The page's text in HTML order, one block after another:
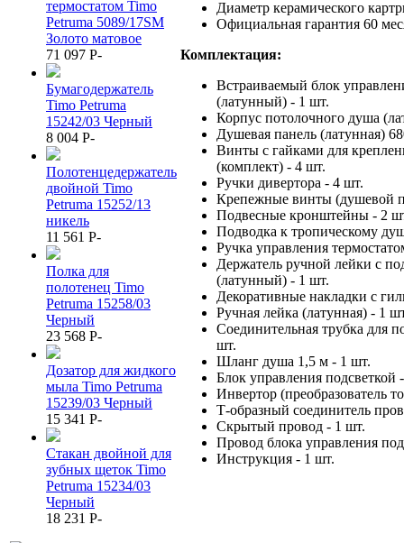
термостатом Timo
Petruma 5089/17SM
Золото матовое
71 097 P-
Бумагодержатель
Timo Petruma
15242/03 Черный
8 004 P-
Полотенцедержатель
двойной Timo
Petruma 15252/13
никель
11 561 P-
Полка для
полотенец Timo
Petruma 15258/03
Черный
23 568 P-
Дозатор для жидкого
мыла Timo Petruma
15239/03 Черный
15 341 P-
Стакан двойной для
зубных щеток Timo
Petruma 15234/03
Черный
18 231 P-
Диаметр керамического
Официальная гарантия 60
Комплектация:
Встраиваемый блок
(латунный) - 1 шт.
Корпус потолочного душа
Душевая панель (латунная)
Винты с гайками для
(комплект) - 4 шт.
Ручки дивертора - 4 шт.
Крепежные винты (душевой
Подвесные кронштейны - 2
Подводка к тропическому
Ручка управления
Держатель ручной лейки с
(латунный) - 1 шт.
Декоративные накладки с
Ручная лейка (латунная) - 1
Соединительная трубка для
шт.
Шланг душа 1,5 м - 1 шт.
Блок управления подсветкой
Инвертор (преобразователь
Т-образный соединитель
Скрытый провод - 1 шт.
Провод блока управления
Инструкция - 1 шт.